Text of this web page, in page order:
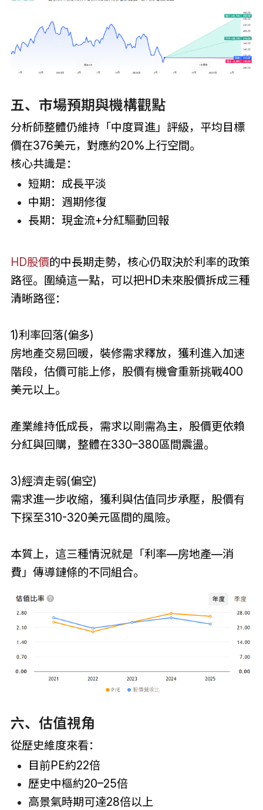
五、市場預期與機構觀點
分析師整體仍維持「中度買進」評級，平均目標
價在376美元，對應約20%上行空間。
核心共識是：
短期：成長平淡
中期：週期修復
長期：現金流+分紅驅動回報
HD股價的中長期走勢，核心仍取決於利率的政策
路徑。圍繞這一點，可以把HD未來股價拆成三種
清晰路徑：
1)利率回落(偏多)
房地產交易回暖，裝修需求釋放，獲利進入加速
階段，估價可能上修，股價有機會重新挑戰400
美元以上。
產業維持低成長，需求以剛需為主，股價更依賴
分紅與回購，整體在330–380區間震盪。
3)經濟走弱(偏空)
需求進一步收縮，獲利與估值同步承壓，股價有
下探至310-320美元區間的風險。
本質上，這三種情況就是「利率—房地產—消
費」傳導鏈條的不同組合。
六、估值視角
從歷史維度來看：
目前PE約22倍
歷史中樞約20–25倍
高景氣時期可達28倍以上